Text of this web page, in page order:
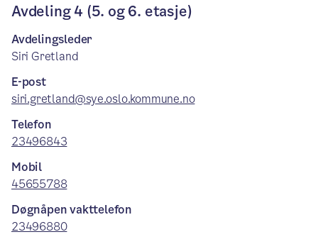
Avdeling 4 (5. og 6. etasje)
Avdelingsleder
Siri Gretland
E-post
siri.gretland@sye.oslo.kommune.no
Telefon
23496843
Mobil
45655788
Døgnåpen vakttelefon
23496880